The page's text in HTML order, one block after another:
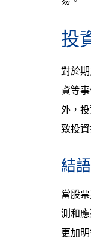
投
對於
資等
外，
致投
結語
當股
測和
更加